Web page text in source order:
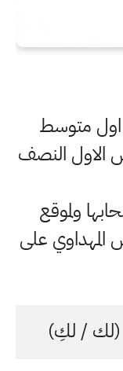
اول متوسط
الاول النصف
ولموقع
على
(لك / لكِ)